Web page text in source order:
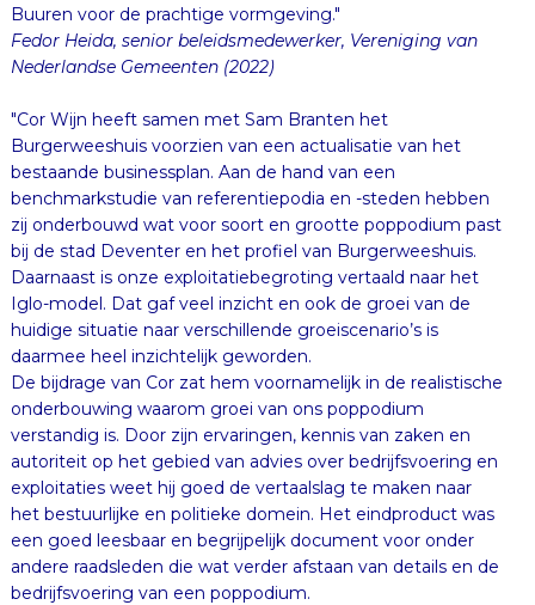
Buuren voor de prachtige vormgeving."
Fedor Heida, senior beleidsmedewerker, Vereniging van
Nederlandse Gemeenten (2022)
"Cor Wijn heeft samen met Sam Branten het
Burgerweeshuis voorzien van een actualisatie van het
bestaande businessplan. Aan de hand van een
benchmarkstudie van referentiepodia en -steden hebben
zij onderbouwd wat voor soort en grootte poppodium past
bij de stad Deventer en het profiel van Burgerweeshuis.
Daarnaast is onze exploitatiebegroting vertaald naar het
Iglo-model. Dat gaf veel inzicht en ook de groei van de
huidige situatie naar verschillende groeiscenario’s is
daarmee heel inzichtelijk geworden.
De bijdrage van Cor zat hem voornamelijk in de realistische
onderbouwing waarom groei van ons poppodium
verstandig is. Door zijn ervaringen, kennis van zaken en
autoriteit op het gebied van advies over bedrijfsvoering en
exploitaties weet hij goed de vertaalslag te maken naar
het bestuurlijke en politieke domein. Het eindproduct was
een goed leesbaar en begrijpelijk document voor onder
andere raadsleden die wat verder afstaan van details en de
bedrijfsvoering van een poppodium.